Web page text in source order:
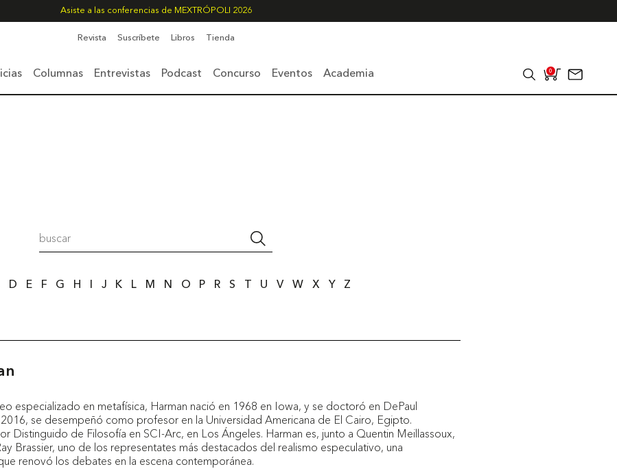
Asiste a las conferencias de MEXTRÓPOLI 2026
Revista Suscríbete Libros Tienda
Columnas Entrevistas Podcast Concurso Eventos Academia 0
D E F G H I J K L M N O P R S T U V W X Y Z
especializado en metafísica, Harman nació en 1968 en Iowa, y se doctoró en DePaul
se desempeñó como profesor en la Universidad Americana de El Cairo, Egipto.
Distinguido de Filosofía en SCI-Arc, en Los Ángeles. Harman es, junto a Quentin Meillassoux,
Brassier, uno de los representates más destacados del realismo especulativo, una
renovó los debates en la escena contemporánea.